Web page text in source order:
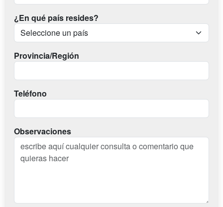
¿En qué país resides?
Provincia/Región
Teléfono
Observaciones